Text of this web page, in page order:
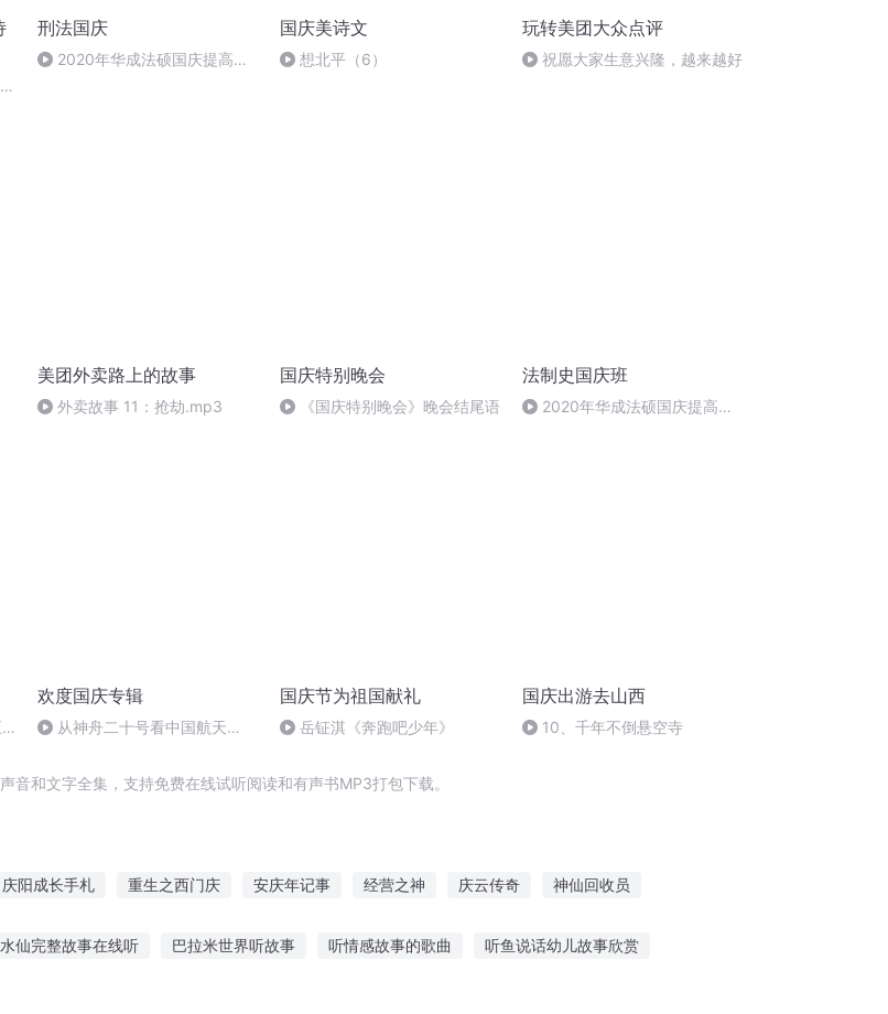
刑法国庆
2020年华成法硕国庆提高班
国庆美诗文
想北平（6）
玩转美团大众点评
祝愿大家生意兴隆，越来越好
美团外卖路上的故事
外卖故事 11：抢劫.mp3
国庆特别晚会
《国庆特别晚会》晚会结尾语
法制史国庆班
2020年华成法硕国庆提高班
欢度国庆专辑
从神舟二十号看中国航天
国庆节为祖国献礼
岳钲淇《奔跑吧少年》
国庆出游去山西
10、千年不倒悬空寺
和文字全集，支持免费在线试听阅读和有声书MP3打包下载。
庆阳成长手札 重生之西门庆 安庆年记事 经营之神 庆云传奇 神仙回收员
水仙完整故事在线听 巴拉米世界听故事 听情感故事的歌曲 听鱼说话幼儿故事欣赏